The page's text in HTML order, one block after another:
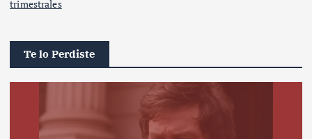
trimestrales
Te lo Perdiste